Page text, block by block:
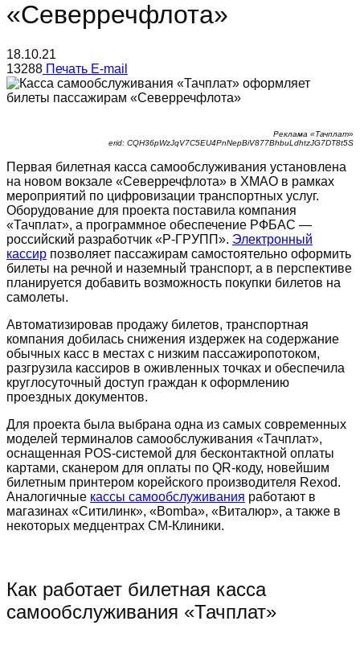
«Северречфлота»
18.10.21
13288 Печать E-mail
Реклама «Тачплат»
erid: CQH36pWzJqV7C5EU4PnNepBiV877BhbuLdhtzJG7DT8t5S
Первая билетная касса самообслуживания установлена
на новом вокзале «Северречфлота» в ХМАО в рамках
мероприятий по цифровизации транспортных услуг.
Оборудование для проекта поставила компания
«Тачплат», а программное обеспечение РФБАС —
российский разработчик «Р-ГРУПП». Электронный
кассир позволяет пассажирам самостоятельно оформить
билеты на речной и наземный транспорт, а в перспективе
планируется добавить возможность покупки билетов на
самолеты.
Автоматизировав продажу билетов, транспортная
компания добилась снижения издержек на содержание
обычных касс в местах с низким пассажиропотоком,
разгрузила кассиров в оживленных точках и обеспечила
круглосуточный доступ граждан к оформлению
проездных документов.
Для проекта была выбрана одна из самых современных
моделей терминалов самообслуживания «Тачплат»,
оснащенная POS-системой для бесконтактной оплаты
картами, сканером для оплаты по QR-коду, новейшим
билетным принтером корейского производителя Rexod.
Аналогичные кассы самообслуживания работают в
магазинах «Ситилинк», «Bomba», «Виталюр», а также в
некоторых медцентрах СМ-Клиники.
Как работает билетная касса
самообслуживания «Тачплат»